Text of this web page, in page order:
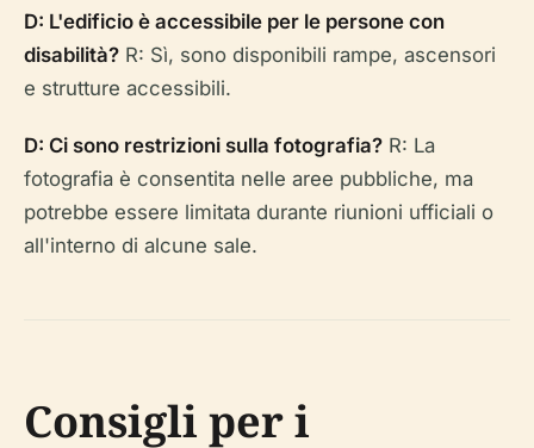
D: L'edificio è accessibile per le persone con
disabilità? R: Sì, sono disponibili rampe, ascensori
e strutture accessibili.
D: Ci sono restrizioni sulla fotografia? R: La
fotografia è consentita nelle aree pubbliche, ma
potrebbe essere limitata durante riunioni ufficiali o
all'interno di alcune sale.
Consigli per i